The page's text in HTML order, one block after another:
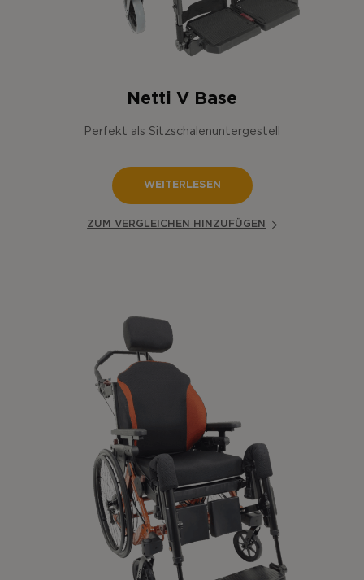
Netti V Base
Perfekt als Sitzschalenuntergestell
WEITERLESEN
ZUM VERGLEICHEN HINZUFÜGEN